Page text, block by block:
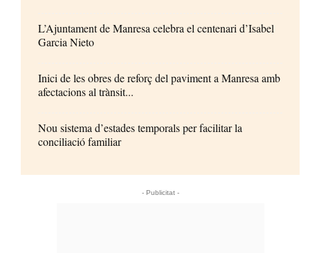
L’Ajuntament de Manresa celebra el centenari d’Isabel
Garcia Nieto
Inici de les obres de reforç del paviment a Manresa amb
afectacions al trànsit...
Nou sistema d’estades temporals per facilitar la
conciliació familiar
- Publicitat -